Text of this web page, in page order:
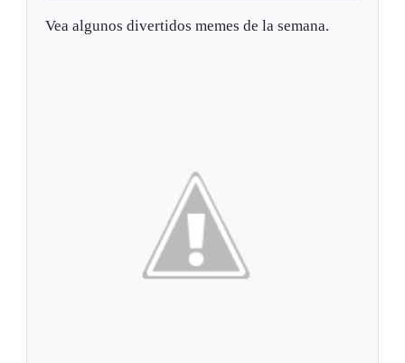
Vea algunos divertidos memes de la semana.